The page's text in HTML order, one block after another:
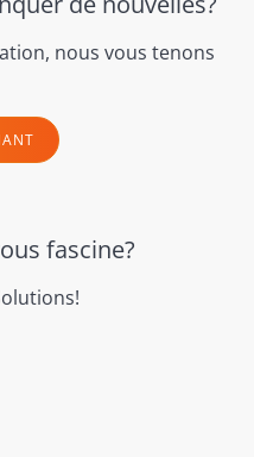
nous vous tenons
fascine?